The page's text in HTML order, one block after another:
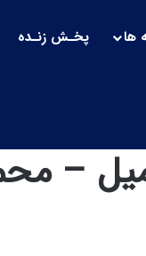
ها پخـش زنـده
–